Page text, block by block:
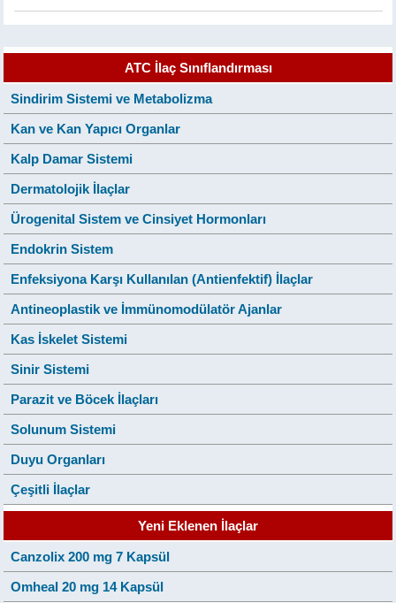
ATC İlaç Sınıflandırması
Sindirim Sistemi ve Metabolizma
Kan ve Kan Yapıcı Organlar
Kalp Damar Sistemi
Dermatolojik İlaçlar
Ürogenital Sistem ve Cinsiyet Hormonları
Endokrin Sistem
Enfeksiyona Karşı Kullanılan (Antienfektif) İlaçlar
Antineoplastik ve İmmünomodülatör Ajanlar
Kas İskelet Sistemi
Sinir Sistemi
Parazit ve Böcek İlaçları
Solunum Sistemi
Duyu Organları
Çeşitli İlaçlar
Yeni Eklenen İlaçlar
Canzolix 200 mg 7 Kapsül
Omheal 20 mg 14 Kapsül